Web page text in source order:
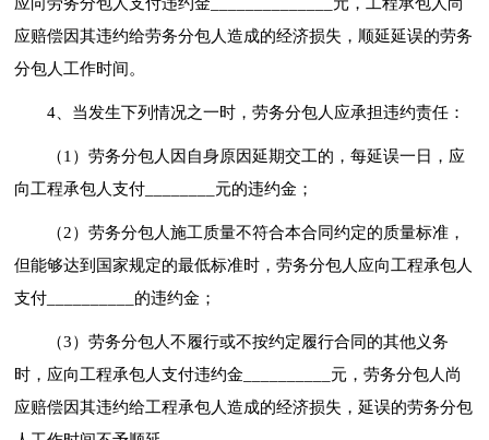
应赔偿因其违约给劳务分包人造成的经济损失，顺延延误的劳务
分包人工作时间。
4、当发生下列情况之一时，劳务分包人应承担违约责任：
（1）劳务分包人因自身原因延期交工的，每延误一日，应
向工程承包人支付________元的违约金；
（2）劳务分包人施工质量不符合本合同约定的质量标准，
但能够达到国家规定的最低标准时，劳务分包人应向工程承包人
支付__________的违约金；
（3）劳务分包人不履行或不按约定履行合同的其他义务
时，应向工程承包人支付违约金__________元，劳务分包人尚
应赔偿因其违约给工程承包人造成的经济损失，延误的劳务分包